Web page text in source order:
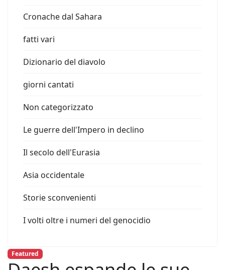
Cronache dal Sahara
fatti vari
Dizionario del diavolo
giorni cantati
Non categorizzato
Le guerre dell'Impero in declino
Il secolo dell'Eurasia
Asia occidentale
Storie sconvenienti
I volti oltre i numeri del genocidio
Featured